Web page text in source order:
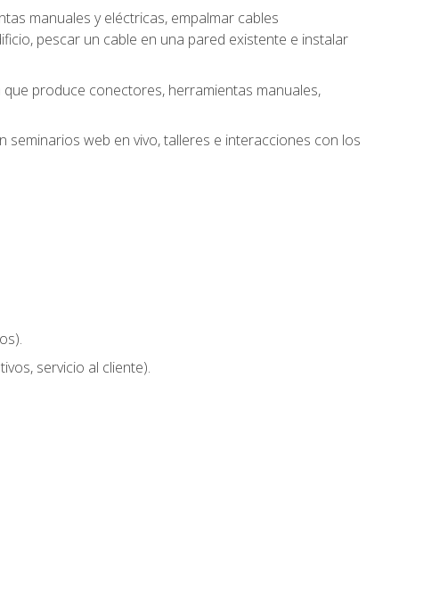
manuales y eléctricas, empalmar cables
pescar un cable en una pared existente e instalar
produce conectores, herramientas manuales,
seminarios web en vivo, talleres e interacciones con los
servicio al cliente).